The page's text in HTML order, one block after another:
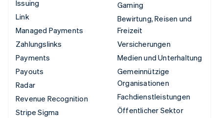
Issuing
Link
Managed Payments
Zahlungslinks
Payments
Payouts
Radar
Revenue Recognition
Stripe Sigma
Gaming
Bewirtung, Reisen und
Freizeit
Versicherungen
Medien und Unterhaltung
Gemeinnützige
Organisationen
Fachdienstleistungen
Öffentlicher Sektor